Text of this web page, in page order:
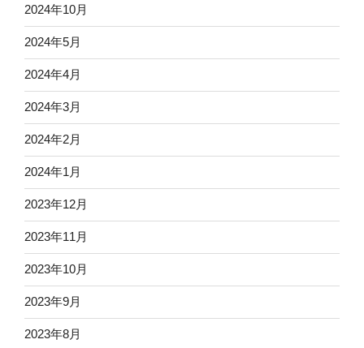
2024年10月
2024年5月
2024年4月
2024年3月
2024年2月
2024年1月
2023年12月
2023年11月
2023年10月
2023年9月
2023年8月